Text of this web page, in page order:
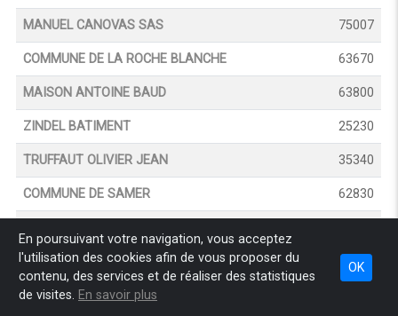
MANUEL CANOVAS SAS 75007
COMMUNE DE LA ROCHE BLANCHE 63670
MAISON ANTOINE BAUD 63800
ZINDEL BATIMENT 25230
TRUFFAUT OLIVIER JEAN 35340
COMMUNE DE SAMER 62830
SCENE MANAGEMENT 21600
SOCIETE VELLAVE DE LOGISTIQUE ET DE
En poursuivant votre navigation, vous acceptez
l'utilisation des cookies afin de vous proposer du
contenu, des services et de réaliser des statistiques
de visites. En savoir plus
OK